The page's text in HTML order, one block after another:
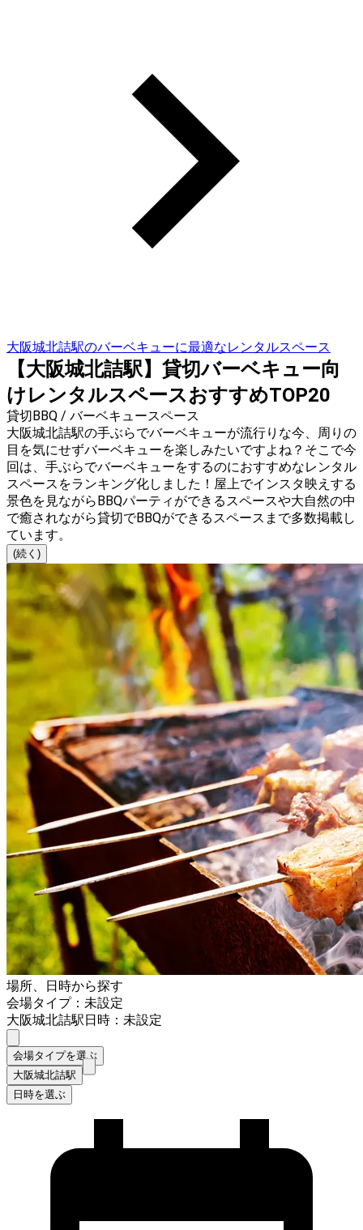
大阪城北詰駅のバーベキューに最適なレンタルスペース
【大阪城北詰駅】貸切バーベキュー向
けレンタルスペースおすすめTOP20
貸切BBQ / バーベキュースペース
大阪城北詰駅の手ぶらでバーベキューが流行りな今、周りの
目を気にせずバーベキューを楽しみたいですよね？そこで今
回は、手ぶらでバーベキューをするのにおすすめなレンタル
スペースをランキング化しました！屋上でインスタ映えする
景色を見ながらBBQパーティができるスペースや大自然の中
で癒されながら貸切でBBQができるスペースまで多数掲載し
ています。
(続く)
場所、日時から探す
会場タイプ：未設定
大阪城北詰駅日時：未設定
会場タイプを選ぶ
大阪城北詰駅
日時を選ぶ